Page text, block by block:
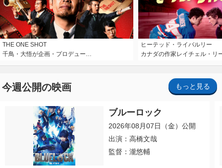
THE ONE SHOT
千鳥・大悟が企画・プロデュー…
ヒーテッド・ライバルリー
カナダの作家レイチェル・リ
今週公開の映画 もっと見る
ブルーロック
2026年08月07日（金）公開
出演：高橋文哉
監督：瀧悠輔